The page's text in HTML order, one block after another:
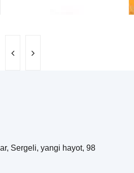
Sergeli, yangi hayot, 98